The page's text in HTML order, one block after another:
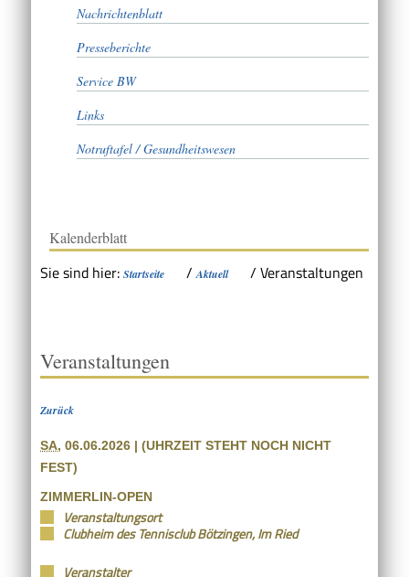
Nachrichtenblatt
Presseberichte
Service BW
Links
Notruftafel / Gesundheitswesen
Kalenderblatt
Sie sind hier: Startseite /Aktuell / Veranstaltungen
Veranstaltungen
Zurück
SA, 06.06.2026 | (UHRZEIT STEHT NOCH NICHT
FEST)
ZIMMERLIN-OPEN
Veranstaltungsort
Clubheim des Tennisclub Bötzingen, Im Ried
Veranstalter